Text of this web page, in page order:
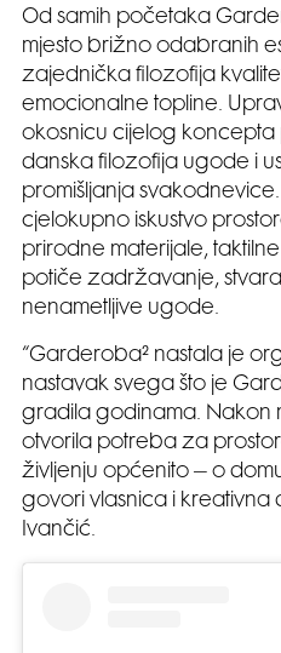
Od samih početaka
mjesto brižno odabranih
zajednička filozofija
emocionalne topline.
okosnicu cijelog
danska filozofija ugode i
promišljanja
cjelokupno iskustvo
prirodne materijale,
potiče zadržavanje,
nenametljive ugode.
“Garderoba² nastala je
nastavak svega što je
gradila godinama. Nakon
otvorila potreba za
življenju općenito – o
govori vlasnica i kreativna
Ivančić.